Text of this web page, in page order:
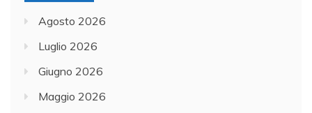
Agosto 2026
Luglio 2026
Giugno 2026
Maggio 2026